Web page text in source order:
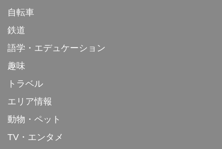
自転車
鉄道
語学・エデュケーション
趣味
トラベル
エリア情報
動物・ペット
TV・エンタメ